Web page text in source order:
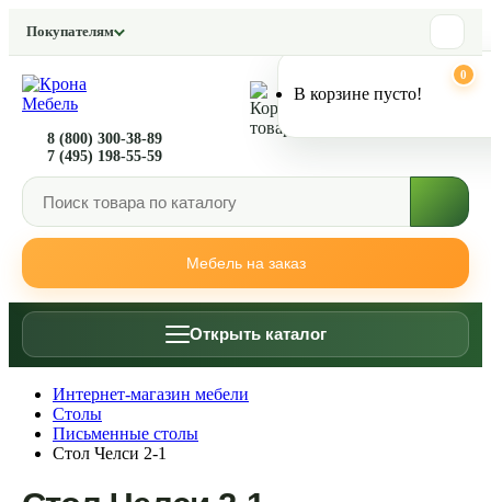
Покупателям
Мебель на заказ
8 (800) 300-38-89
7 (495) 198-55-59
0
В корзине пусто!
Открыть каталог
Интернет-магазин мебели
Столы
Письменные столы
Стол Челси 2-1